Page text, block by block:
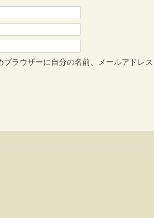
ラウザーに自分の名前、メールアドレ